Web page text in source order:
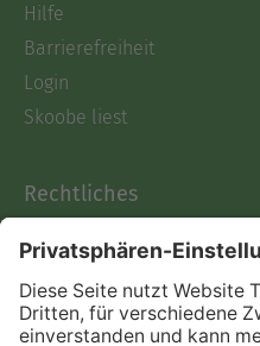
Hilfe
Barrierefreiheit
Login
Skoobe liest
Rechtliches
AGB
Informationen nach Data
Act